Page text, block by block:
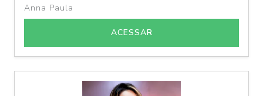
Anna Paula
ACESSAR